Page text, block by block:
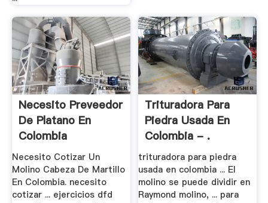
Necesito Preveedor
De Platano En
Colombia
Necesito Cotizar Un
Molino Cabeza De Martillo
En Colombia. necesito
cotizar ... ejercicios dfd
Trituradora Para
Piedra Usada En
Colombia - .
trituradora para piedra
usada en colombia ... El
molino se puede dividir en
Raymond molino, ... para